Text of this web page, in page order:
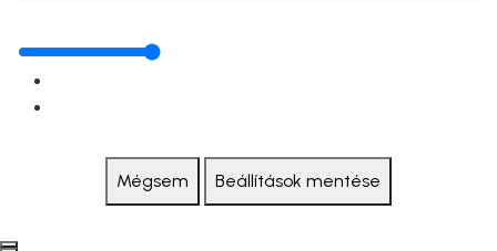
Mégsem Beállítások mentése